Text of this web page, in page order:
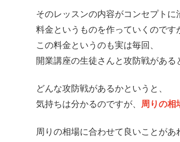
そのレッスンの内容がコンセプト
料金というものを作っていくのです
この料金というのも実は毎回、
開業講座の生徒さんと攻防戦がある
どんな攻防戦があるかというと、
気持ちは分かるのですが、 周りの相
周りの相場に合わせて良いことがあ